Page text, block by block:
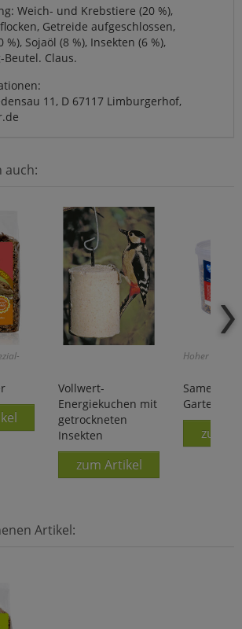
Weich- und Krebstiere (20 %),
Getreide aufgeschlossen,
Sojaöl (8 %), Insekten (6 %),
Beutel. Claus.
11, D 67117 Limburgerhof,
auch:
Vollwert-
Energiekuchen mit
getrockneten
Insekten
zum Artikel
Hoher
zum
Artikel: